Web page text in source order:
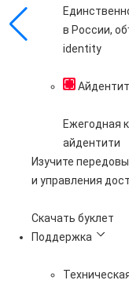
в России,
identity
Ежегодная
айдентити
Изучите
и управления
Скачать буклет
Поддержка